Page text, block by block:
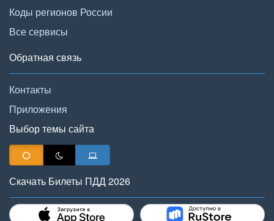
Коды регионов России
Все сервисы
Обратная связь
Контакты
Приложения
Выбор темы сайта
Скачать Билеты ПДД 2026